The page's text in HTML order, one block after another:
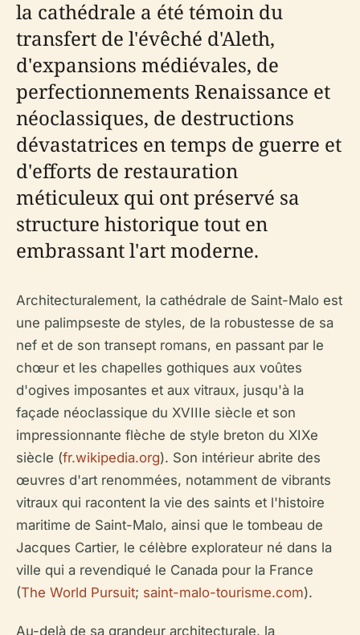
la cathédrale a été témoin du
transfert de l'évêché d'Aleth,
d'expansions médiévales, de
perfectionnements Renaissance et
néoclassiques, de destructions
dévastatrices en temps de guerre et
d'efforts de restauration
méticuleux qui ont préservé sa
structure historique tout en
embrassant l'art moderne.
Architecturalement, la cathédrale de Saint-Malo est
une palimpseste de styles, de la robustesse de sa
nef et de son transept romans, en passant par le
chœur et les chapelles gothiques aux voûtes
d'ogives imposantes et aux vitraux, jusqu'à la
façade néoclassique du XVIIIe siècle et son
impressionnante flèche de style breton du XIXe
siècle (fr.wikipedia.org). Son intérieur abrite des
œuvres d'art renommées, notamment de vibrants
vitraux qui racontent la vie des saints et l'histoire
maritime de Saint-Malo, ainsi que le tombeau de
Jacques Cartier, le célèbre explorateur né dans la
ville qui a revendiqué le Canada pour la France
(The World Pursuit; saint-malo-tourisme.com).
Au-delà de sa grandeur architecturale, la